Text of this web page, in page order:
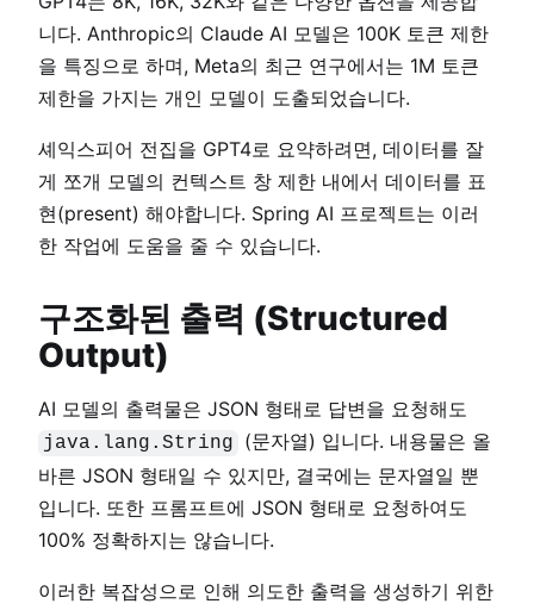
니다. Anthropic의 Claude AI 모델은 100K 토큰 제한
을 특징으로 하며, Meta의 최근 연구에서는 1M 토큰
제한을 가지는 개인 모델이 도출되었습니다.
셰익스피어 전집을 GPT4로 요약하려면, 데이터를 잘
게 쪼개 모델의 컨텍스트 창 제한 내에서 데이터를 표
현(present) 해야합니다. Spring AI 프로젝트는 이러
한 작업에 도움을 줄 수 있습니다.
구조화된 출력 (Structured
Output)
AI 모델의 출력물은 JSON 형태로 답변을 요청해도
java.lang.String
(문자열) 입니다. 내용물은 올
바른 JSON 형태일 수 있지만, 결국에는 문자열일 뿐
입니다. 또한 프롬프트에 JSON 형태로 요청하여도
100% 정확하지는 않습니다.
이러한 복잡성으로 인해 의도한 출력을 생성하기 위한